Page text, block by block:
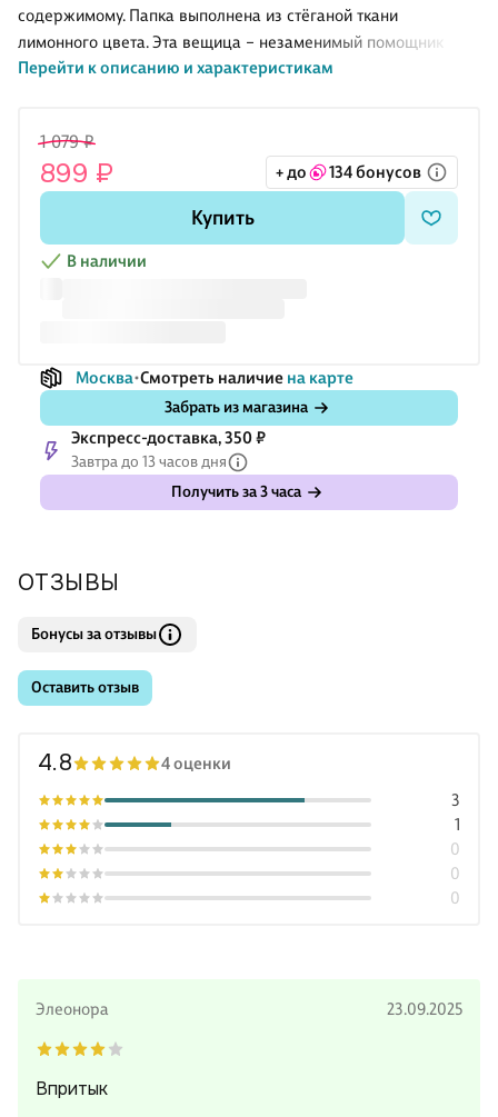
содержимому. Папка выполнена из стёганой ткани
лимонного цвета. Эта вещица – незаменимый помощник
школьников и студентов, с которым все бумаги будут в
Перейти к описанию и характеристикам
1 079 ₽
899 ₽ + до 134 бонусов
Купить
В наличии
Москва Смотреть наличие на карте
Забрать из магазина
Экспресс-доставка, 350 ₽
Завтра до 13 часов дня
Получить за 3 часа
ОТЗЫВЫ
Бонусы за отзывы
Оставить отзыв
4.8 4 оценки
0
0
0
1
3
Элеонора 23.09.2025
Впритык